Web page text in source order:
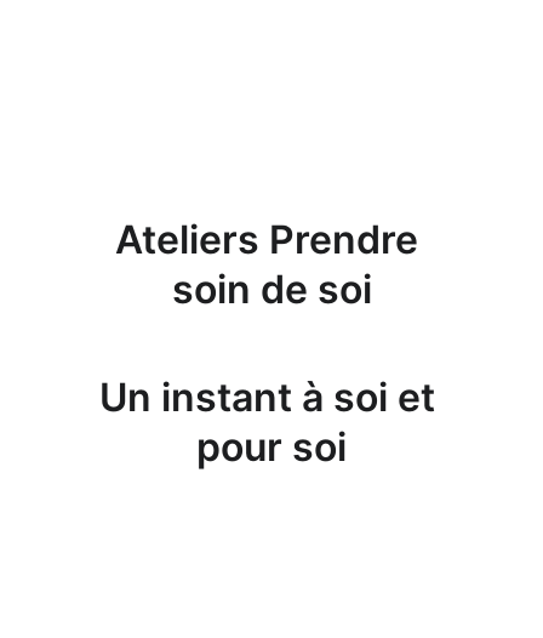
Ateliers Prendre
soin de soi
Un instant à soi et
pour soi